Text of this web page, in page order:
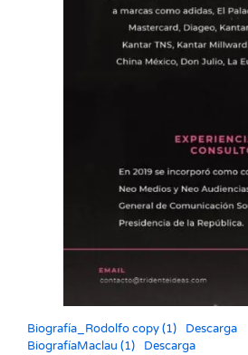
Biografía_Rodolfo copy (1)
Descarga
BiografíaMaclau (1)
Descarga